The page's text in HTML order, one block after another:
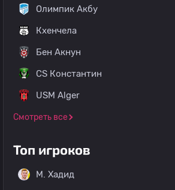
Олимпик Акбу
Кхенчела
Бен Акнун
CS Константин
USM Alger
Смотреть все
Топ игроков
M. Хадид